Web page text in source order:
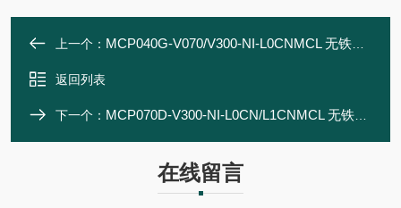
上一个： MCP040G-V070/V300-NI-L0CNMCL 无铁芯直线电机
返回列表
下一个： MCP070D-V300-NI-L0CN/L1CNMCL 无铁芯直线电机
在线留言